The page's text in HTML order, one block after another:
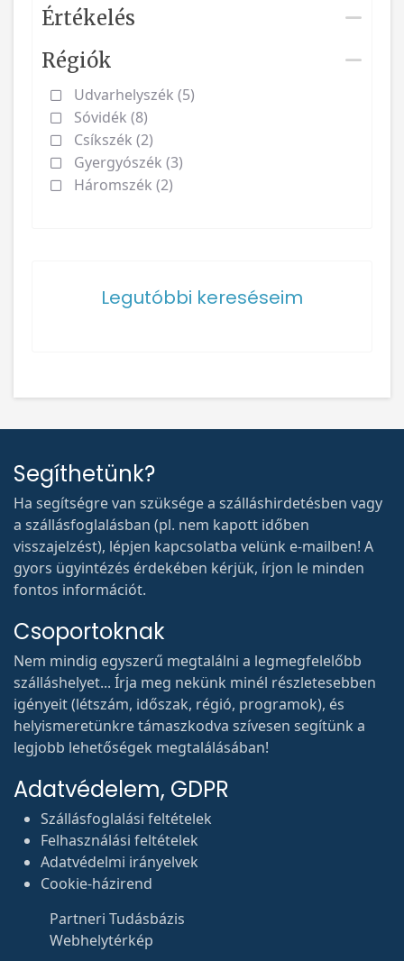
Értékelés
Régiók
Udvarhelyszék (5)
Sóvidék (8)
Csíkszék (2)
Gyergyószék (3)
Háromszék (2)
Legutóbbi kereséseim
Segíthetünk?
Ha segítségre van szüksége a szálláshirdetésben vagy
a szállásfoglalásban (pl. nem kapott időben
visszajelzést), lépjen kapcsolatba velünk e-mailben! A
gyors ügyintézés érdekében kérjük, írjon le minden
fontos információt.
Csoportoknak
Nem mindig egyszerű megtalálni a legmegfelelőbb
szálláshelyet... Írja meg nekünk minél részletesebben
igényeit (létszám, időszak, régió, programok), és
helyismeretünkre támaszkodva szívesen segítünk a
legjobb lehetőségek megtalálásában!
Adatvédelem, GDPR
Szállásfoglalási feltételek
Felhasználási feltételek
Adatvédelmi irányelvek
Cookie-házirend
Partneri Tudásbázis
Webhelytérkép